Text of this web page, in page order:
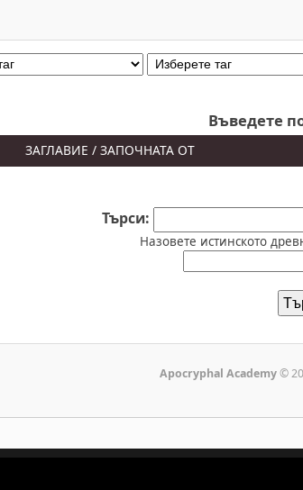
Въведете
ЗАГЛАВИЕ / ЗАПОЧНАТА ОТ
Търси:
Назовете истинското
Apocryphal Academy©